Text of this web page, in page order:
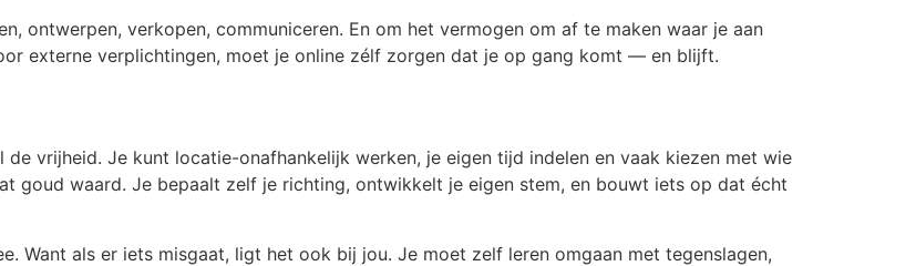
ontwerpen, verkopen, communiceren. En om het vermogen om af te maken waar je aan
externe verplichtingen, moet je online zélf zorgen dat je op gang komt — en blijft.
de vrijheid. Je kunt locatie-onafhankelijk werken, je eigen tijd indelen en vaak kiezen met wie
goud waard. Je bepaalt zelf je richting, ontwikkelt je eigen stem, en bouwt iets op dat écht
Want als er iets misgaat, ligt het ook bij jou. Je moet zelf leren omgaan met tegenslagen,